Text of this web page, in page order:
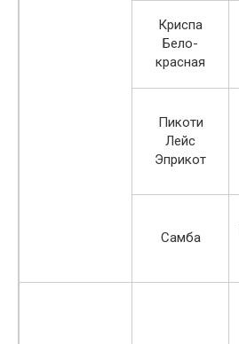
Криспа
Бело-
красная
Пикоти
Лейс
Эприкот
Самба